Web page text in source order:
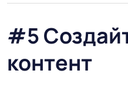
#5
контент